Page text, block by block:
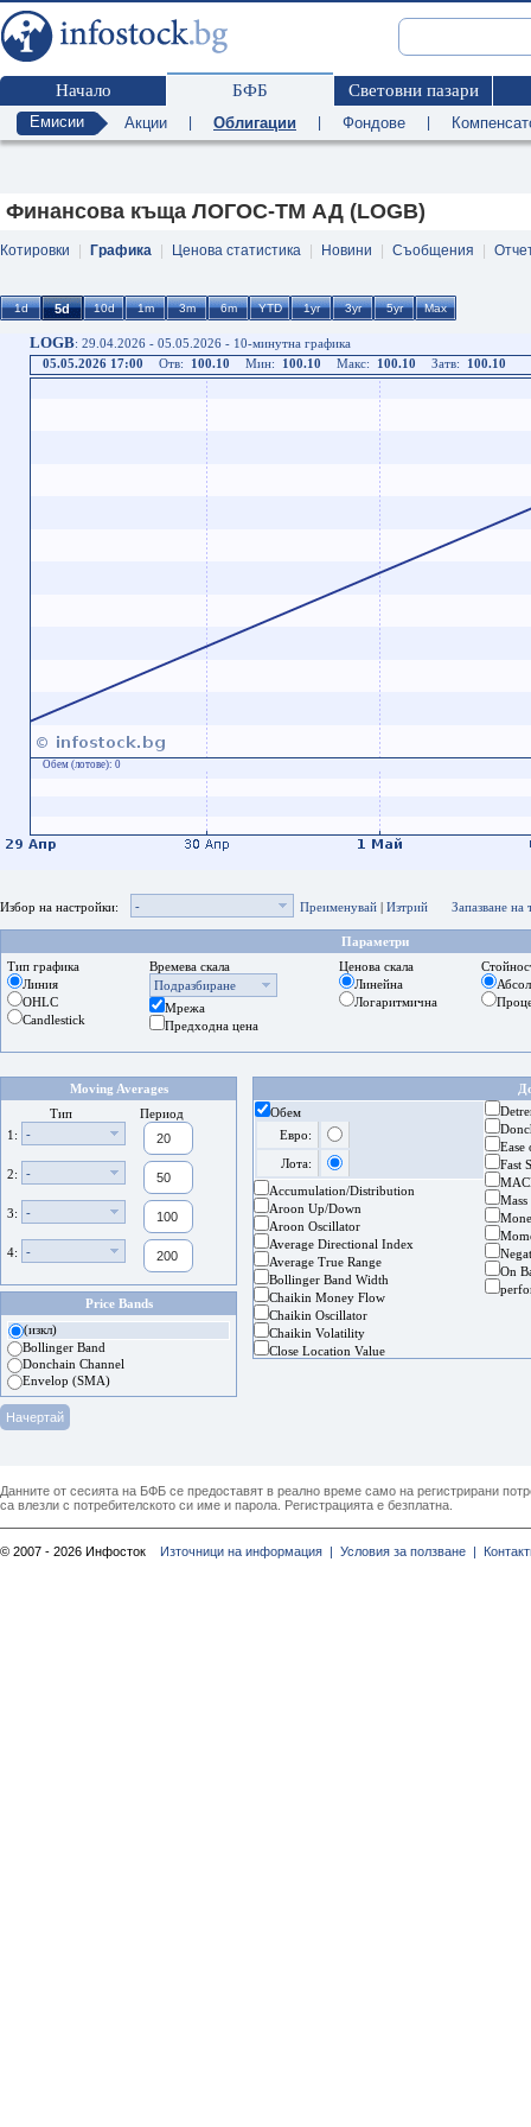
Начало БФБ Световни пазари
Емисии Акции Облигации Фондове
Финансова къща ЛОГОС-ТМ АД (LOGB)
Котировки Графика Ценова статистика Новини Съобщения
LOGB: 29.04.2026 - 05.05.2026 - 10-минутна графика
05.05.2026 17:00
Отв: 100.10 Мин: 100.10 Макс: 100.10 Затв: 100.10
Обем (лотове): 0
Избор на настройки: - Преименувай | Изтрий Запазване на
Параметри
Тип графика
Линия
OHLC
Candlestick
Времева скала
Подразбиране
Мрежа
Предходна цена
Ценова скала
Линейна
Логаритмична
Moving Averages
Тип
Период
1:
-
2: -
3: -
4: -
Price Bands
(изкл)
Bollinger Band
Donchain Channel
Envelop (SMA)
Обем
Евро:
Лота:
Accumulation/Distribution
Aroon Up/Down
Aroon Oscillator
Average Directional Index
Average True Range
Bollinger Band Width
Chaikin Money Flow
Chaikin Oscillator
Chaikin Volatility
Close Location Value
Ease
Fast
On
Данните от сесията на БФБ се предоставят в реално време само на регистрирани
са влезли с потребителското си име и парола. Регистрацията е безплатна.
© 2007 - 2026 Инфосток Източници на информация | Условия за ползване |